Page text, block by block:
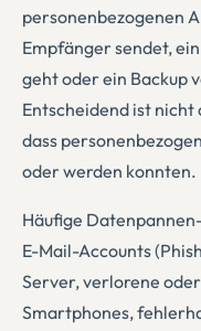
personenbezogenen
Empfänger sendet,
geht oder ein Backup
Entscheidend ist nicht
dass
oder werden konnten.
Häufige
E-Mail-Accounts
Server, verlorene
Smartphones,